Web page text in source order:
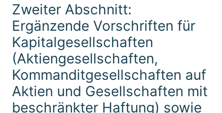
Zweiter Abschnitt:
Ergänzende Vorschriften für
Kapitalgesellschaften
(Aktiengesellschaften,
Kommanditgesellschaften auf
Aktien und Gesellschaften mit
beschränkter Haftung) sowie